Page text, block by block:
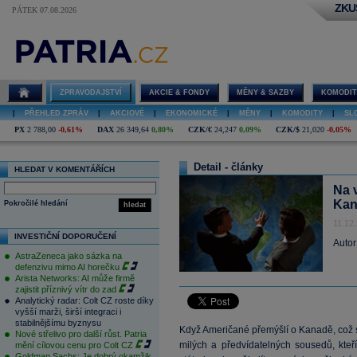
PÁTEK 07.08.2026
ZPRAVODAJSTVÍ AKCIE & FONDY MĚNY & SAZBY
PŘEHLED ZPRÁV AKCIOVÉ EKONOMICKÉ MĚNY KOMODITY
PX 2 788,00 -0,61% DAX 26 349,64 0,80% CZK/€ 24,247 0,09% CZK/$ 21,020 -0,05%
HLEDAT V KOMENTÁŘÍCH
hledat
Pokročilé hledání
INVESTIČNÍ DOPORUČENÍ
AstraZeneca jako sázka na
defenzivu mimo AI horečku
Arista Networks: AI může firmě
zajistit příznivý vítr do zad
Analytický radar: Colt CZ roste díky
vyšší marži, širší integraci i
stabilnějšímu byznysu
Nové střelivo pro další růst. Patria
mění cílovou cenu pro Colt CZ
Detail - články
Na
Když Američané přemýšlí o Kanadě,
milých a předvídatelných sousedů,